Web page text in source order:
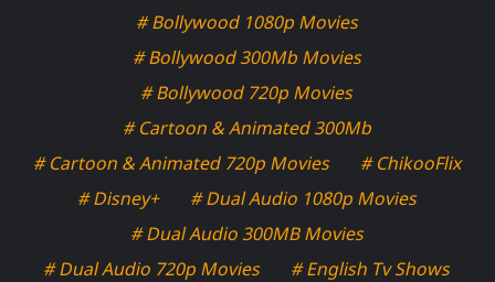
# Bollywood 1080p Movies
# Bollywood 300Mb Movies
# Bollywood 720p Movies
# Cartoon & Animated 300Mb
# Cartoon & Animated 720p Movies
# ChikooFlix
# Disney+
# Dual Audio 1080p Movies
# Dual Audio 300MB Movies
# Dual Audio 720p Movies
# English Tv Shows